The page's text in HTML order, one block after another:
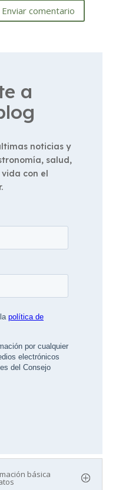
Enviar comentario
a
noticias y
salud,
con el
básica